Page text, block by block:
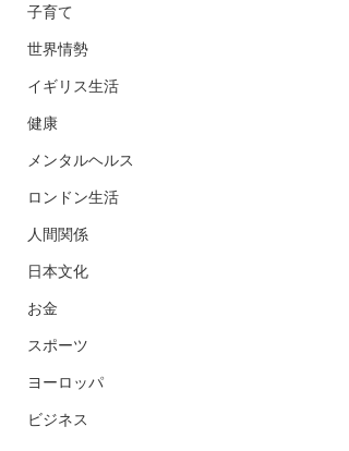
子育て
世界情勢
イギリス生活
健康
メンタルヘルス
ロンドン生活
人間関係
日本文化
お金
スポーツ
ヨーロッパ
ビジネス